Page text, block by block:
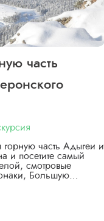
часть
горную часть Адыгеи и
и посетите самый
смотровые
Большую…